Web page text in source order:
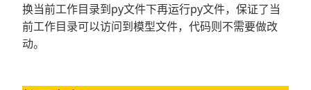
换当前工作目录到py文件下再运行py文件，保证了当
前工作目录可以访问到模型文件，代码则不需要做改
动。